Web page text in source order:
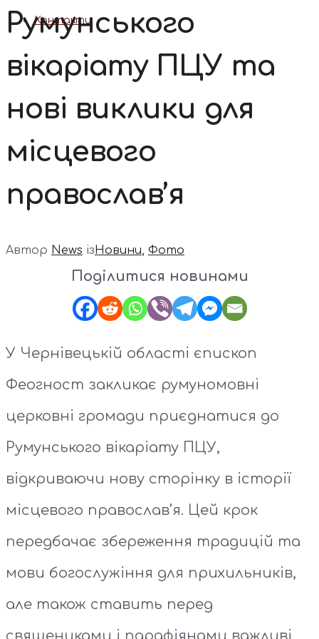
Контакти
Румунського
вікаріату ПЦУ та
нові виклики для
місцевого
православ’я
Автор News ізНовини, Фото
Поділитися новинами
У Чернівецькій області єпископ
Феогност закликає румуномовні
церковні громади приєднатися до
Румунського вікаріату ПЦУ,
відкриваючи нову сторінку в історії
місцевого православ’я. Цей крок
передбачає збереження традицій та
мови богослужіння для прихильників,
але також ставить перед